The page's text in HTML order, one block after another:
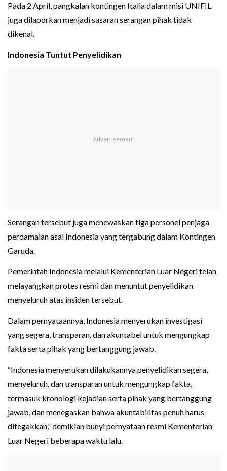
Pada 2 April, pangkalan kontingen Italia dalam misi UNIFIL
juga dilaporkan menjadi sasaran serangan pihak tidak
dikenal.
Indonesia Tuntut Penyelidikan
Serangan tersebut juga menewaskan tiga personel penjaga
perdamaian asal Indonesia yang tergabung dalam Kontingen
Garuda.
Pemerintah Indonesia melalui Kementerian Luar Negeri telah
melayangkan protes resmi dan menuntut penyelidikan
menyeluruh atas insiden tersebut.
Dalam pernyataannya, Indonesia menyerukan investigasi
yang segera, transparan, dan akuntabel untuk mengungkap
fakta serta pihak yang bertanggung jawab.
“Indonesia menyerukan dilakukannya penyelidikan segera,
menyeluruh, dan transparan untuk mengungkap fakta,
termasuk kronologi kejadian serta pihak yang bertanggung
jawab, dan menegaskan bahwa akuntabilitas penuh harus
ditegakkan,” demikian bunyi pernyataan resmi Kementerian
Luar Negeri beberapa waktu lalu.